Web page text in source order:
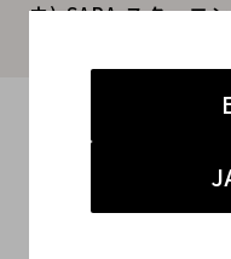
ウ) SARA スターエ
#原宿竹下通り店